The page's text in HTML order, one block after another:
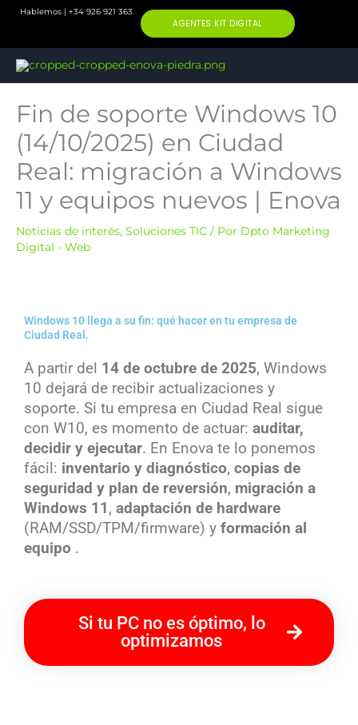
contenido
Hablemos | +34 926 921 363
AGENTES KIT DIGITAL
Fin de soporte Windows 10
(14/10/2025) en Ciudad
Real: migración a Windows
11 y equipos nuevos | Enova
Noticias de interés, Soluciones TIC / Por Dpto Marketing
Digital - Web
Windows 10 llega a su fin: qué hacer en tu empresa de
Ciudad Real.
A partir del 14 de octubre de 2025, Windows
10 dejará de recibir actualizaciones y
soporte. Si tu empresa en Ciudad Real sigue
con W10, es momento de actuar: auditar,
decidir y ejecutar. En Enova te lo ponemos
fácil: inventario y diagnóstico, copias de
seguridad y plan de reversión, migración a
Windows 11, adaptación de hardware
(RAM/SSD/TPM/firmware) y formación al
equipo .
Si tu PC no es óptimo, lo
optimizamos